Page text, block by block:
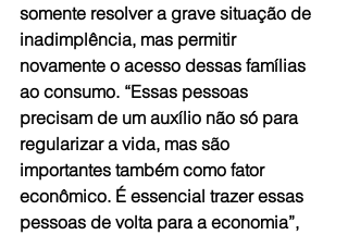
somente resolver a grave situação de
inadimplência, mas permitir
novamente o acesso dessas famílias
ao consumo. “Essas pessoas
precisam de um auxílio não só para
regularizar a vida, mas são
importantes também como fator
econômico. É essencial trazer essas
pessoas de volta para a economia”,